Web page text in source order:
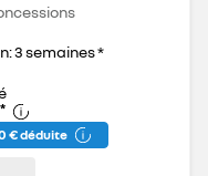
3 semaines *
*
€ déduite